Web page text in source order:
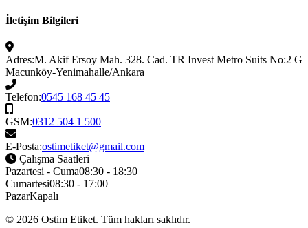
İletişim Bilgileri
Adres:M. Akif Ersoy Mah. 328. Cad. TR Invest Metro Suits No:2 G
Macunköy-Yenimahalle/Ankara
Telefon:0545 168 45 45
GSM:0312 504 1 500
E-Posta:ostimetiket@gmail.com
Çalışma Saatleri
Pazartesi - Cuma08:30 - 18:30
Cumartesi08:30 - 17:00
PazarKapalı
© 2026 Ostim Etiket. Tüm hakları saklıdır.